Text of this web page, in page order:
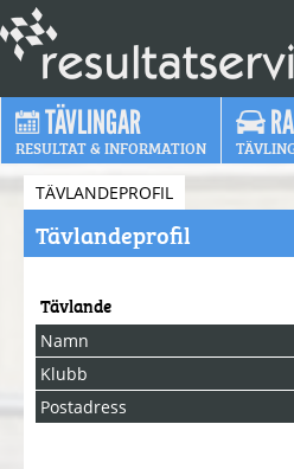
TÄVLINGAR
RESULTAT & INFORMATION
TÄVLANDEPROFIL
Tävlandeprofil
Tävlande
Namn
Klubb
Postadress